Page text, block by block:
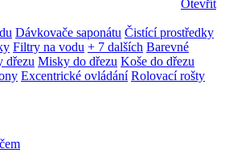
Otevřít
Dávkovače saponátu Čistící prostředky
Filtry na vodu + 7 dalších Barevné
dřezu Misky do dřezu Koše do dřezu
Excentrické ovládání Rolovací rošty